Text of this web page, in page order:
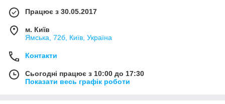
Працює з 30.05.2017
м. Київ
Ямська, 72б, Київ, Україна
Контакти
Сьогодні працює з 10:00 до 17:30
Показати весь графік роботи